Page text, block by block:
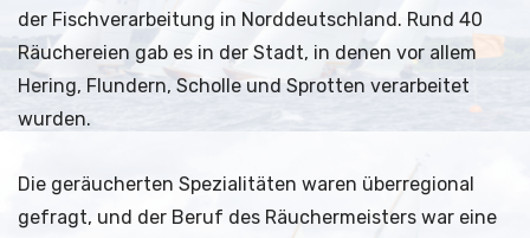
der Fischverarbeitung in Norddeutschland. Rund 40
Räuchereien gab es in der Stadt, in denen vor allem
Hering, Flundern, Scholle und Sprotten verarbeitet
wurden.
Die geräucherten Spezialitäten waren überregional
gefragt, und der Beruf des Räuchermeisters war eine